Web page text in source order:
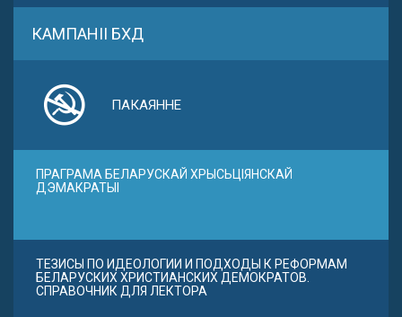
КАМПАНІІ БХД
ПАКАЯННЕ
ПРАГРАМА БЕЛАРУСКАЙ ХРЫСЬЦІЯНСКАЙ
ДЭМАКРАТЫІ
ТЕЗИСЫ ПО ИДЕОЛОГИИ И ПОДХОДЫ К РЕФОРМАМ
БЕЛАРУСКИХ ХРИСТИАНСКИХ ДЕМОКРАТОВ.
СПРАВОЧНИК ДЛЯ ЛЕКТОРА